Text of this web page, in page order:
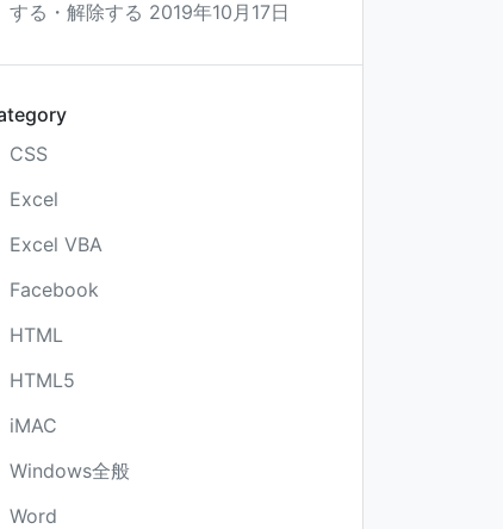
する・解除する 2019年10月17日
CSS
Excel
Excel VBA
Facebook
HTML
HTML5
iMAC
Windows全般
Word